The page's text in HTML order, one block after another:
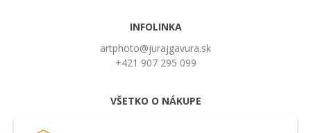
INFOLINKA
artphoto@jurajgavura.sk
+421 907 295 099
VŠETKO O NÁKUPE